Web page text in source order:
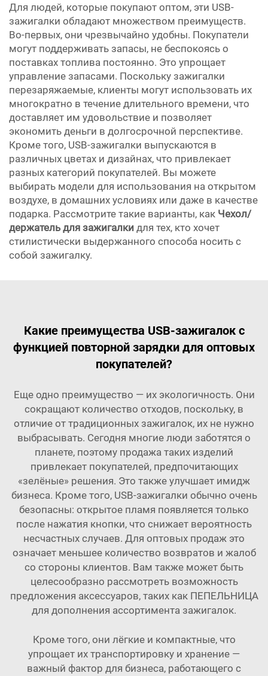
Для людей, которые покупают оптом, эти USB-
зажигалки обладают множеством преимуществ.
Во-первых, они чрезвычайно удобны. Покупатели
могут поддерживать запасы, не беспокоясь о
поставках топлива постоянно. Это упрощает
управление запасами. Поскольку зажигалки
перезаряжаемые, клиенты могут использовать их
многократно в течение длительного времени, что
доставляет им удовольствие и позволяет
экономить деньги в долгосрочной перспективе.
Кроме того, USB-зажигалки выпускаются в
различных цветах и дизайнах, что привлекает
разных категорий покупателей. Вы можете
выбирать модели для использования на открытом
воздухе, в домашних условиях или даже в качестве
подарка. Рассмотрите такие варианты, как Чехол/
держатель для зажигалки для тех, кто хочет
стилистически выдержанного способа носить с
собой зажигалку.
Какие преимущества USB-зажигалок с
функцией повторной зарядки для оптовых
покупателей?
Еще одно преимущество — их экологичность. Они
сокращают количество отходов, поскольку, в
отличие от традиционных зажигалок, их не нужно
выбрасывать. Сегодня многие люди заботятся о
планете, поэтому продажа таких изделий
привлекает покупателей, предпочитающих
«зелёные» решения. Это также улучшает имидж
бизнеса. Кроме того, USB-зажигалки обычно очень
безопасны: открытое пламя появляется только
после нажатия кнопки, что снижает вероятность
несчастных случаев. Для оптовых продаж это
означает меньшее количество возвратов и жалоб
со стороны клиентов. Вам также может быть
целесообразно рассмотреть возможность
предложения аксессуаров, таких как ПЕПЕЛЬНИЦА
для дополнения ассортимента зажигалок.
Кроме того, они лёгкие и компактные, что
упрощает их транспортировку и хранение —
важный фактор для бизнеса, работающего с